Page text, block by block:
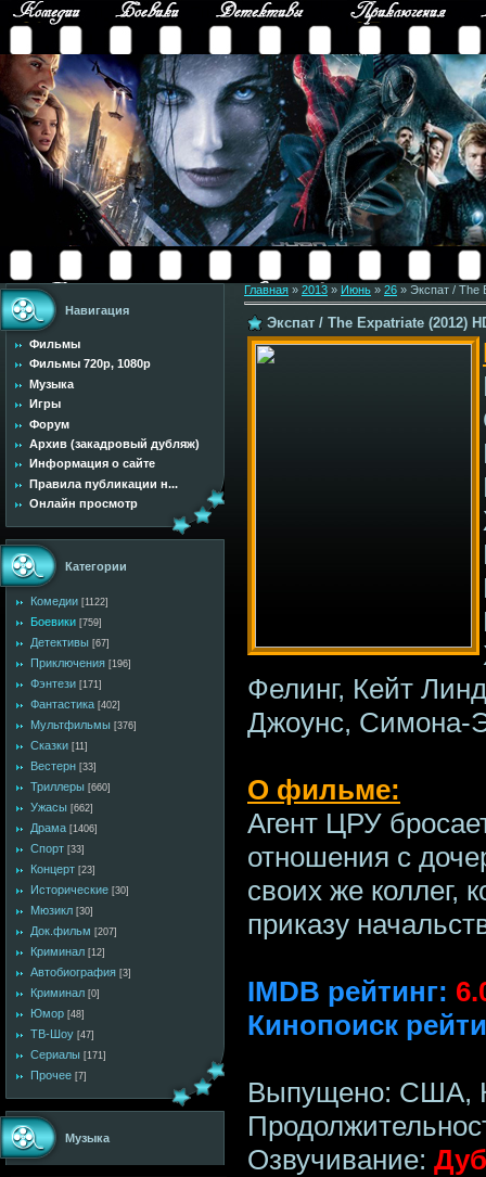
Навигация
Фильмы
Фильмы 720p, 1080p
Музыка
Игры
Форум
Архив (закадровый дубляж)
Информация о сайте
Правила публикации н...
Онлайн просмотр
Категории
Комедии [1122]
Боевики [759]
Детективы [67]
Приключения [196]
Фэнтези [171]
Фантастика [402]
Мультфильмы [376]
Сказки [11]
Вестерн [33]
Триллеры [660]
Ужасы [662]
Драма [1406]
Спорт [33]
Концерт [23]
Исторические [30]
Мюзикл [30]
Док.фильм [207]
Криминал [12]
Автобиография [3]
Криминал [0]
Юмор [48]
ТВ-Шоу [47]
Сериалы [171]
Прочее [7]
Музыка
Главная » 2013 » Июнь » 26 » Экспат / The
Экспат / The Expatriate (2012)
Фелинг, Кейт
Джоунс, Симона-
О фильме:
Агент ЦРУ
отношения с
своих же коллег,
приказу
IMDB рейтинг:
Кинопоиск
Выпущено: США,
Озвучивание: